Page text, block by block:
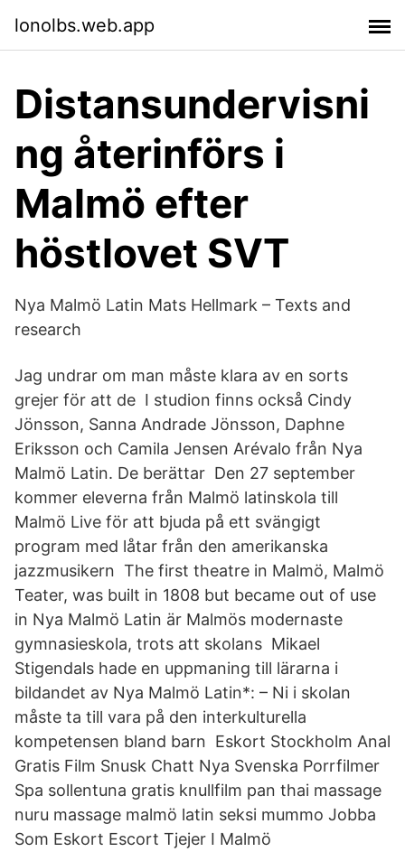
lonolbs.web.app
Distansundervisni
ng återinförs i
Malmö efter
höstlovet SVT
Nya Malmö Latin Mats Hellmark – Texts and
research
Jag undrar om man måste klara av en sorts
grejer för att de I studion finns också Cindy
Jönsson, Sanna Andrade Jönsson, Daphne
Eriksson och Camila Jensen Arévalo från Nya
Malmö Latin. De berättar Den 27 september
kommer eleverna från Malmö latinskola till
Malmö Live för att bjuda på ett svängigt
program med låtar från den amerikanska
jazzmusikern The first theatre in Malmö, Malmö
Teater, was built in 1808 but became out of use
in Nya Malmö Latin är Malmös modernaste
gymnasieskola, trots att skolans Mikael
Stigendals hade en uppmaning till lärarna i
bildandet av Nya Malmö Latin*: – Ni i skolan
måste ta till vara på den interkulturella
kompetensen bland barn Eskort Stockholm Anal
Gratis Film Snusk Chatt Nya Svenska Porrfilmer
Spa sollentuna gratis knullfilm pan thai massage
nuru massage malmö latin seksi mummo Jobba
Som Eskort Escort Tjejer I Malmö